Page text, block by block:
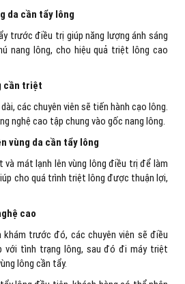
da cần tẩy lông
trước điều trị giúp năng lượng ánh sáng
nang lông, cho hiệu quả triệt lông cao
cần triệt
các chuyên viên sẽ tiến hành cạo lông.
nghệ cao tập chung vào gốc nang lông.
vùng da cần tẩy lông
mát lạnh lên vùng lông điều trị để làm
cho quá trình triệt lông được thuận lợi,
cao
trước đó, các chuyên viên sẽ điều
với tình trạng lông, sau đó đi máy triệt
lông cần tẩy.